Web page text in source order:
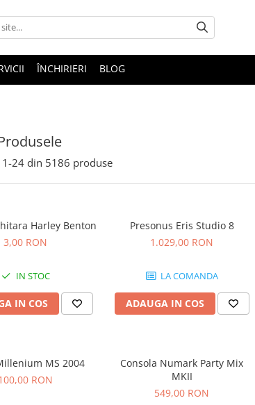
ÎNCHIRIERI BLOG
1-24 din 5186 produse
Harley Benton
3,00 RON
IN STOC
IN COS
Presonus Eris Studio 8
1.029,00 RON
LA COMANDA
ADAUGA IN COS
MS 2004
RON
Consola Numark Party Mix
MKII
549,00 RON